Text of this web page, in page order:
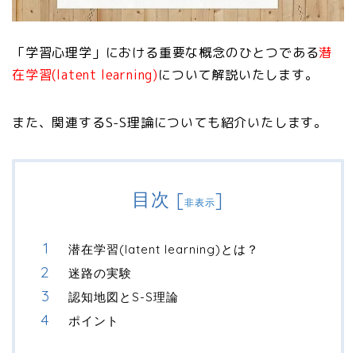
「学習心理学」における重要な概念のひとつである潜
在学習(latent learning)について解説いたします。
また、関連するS-S理論についても紹介いたします。
目次 [非表示]
潜在学習(latent learning)とは？
迷路の実験
認知地図とS-S理論
ポイント